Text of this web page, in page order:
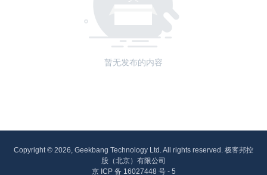
暂无发布的内容
Copyright © 2026, Geekbang Technology Ltd. All rights reserved. 极客邦控
股（北京）有限公司
京 ICP 备 16027448 号 - 5